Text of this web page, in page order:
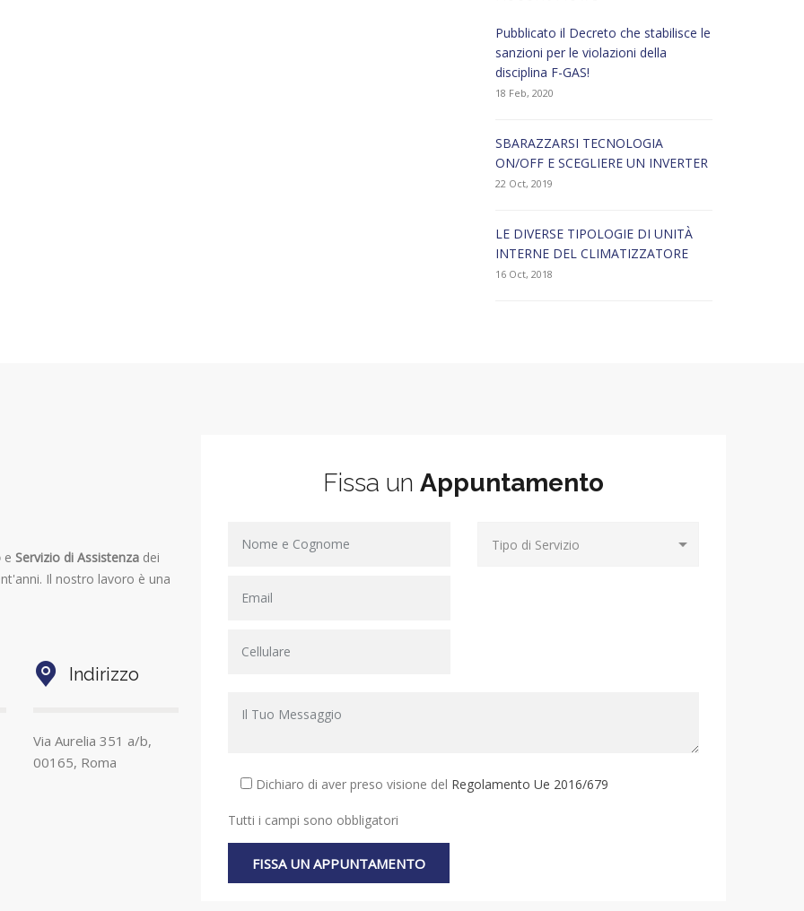
Pubblicato il Decreto che stabilisce le
sanzioni per le violazioni della
disciplina F-GAS!
18 Feb, 2020
SBARAZZARSI TECNOLOGIA
ON/OFF E SCEGLIERE UN INVERTER
22 Oct, 2019
LE DIVERSE TIPOLOGIE DI UNITÀ
INTERNE DEL CLIMATIZZATORE
16 Oct, 2018
e Servizio di Assistenza dei
Il nostro lavoro è una
Indirizzo
Via Aurelia 351 a/b,
00165, Roma
Fissa un Appuntamento
Dichiaro di aver preso visione del Regolamento Ue 2016/679
Tutti i campi sono obbligatori